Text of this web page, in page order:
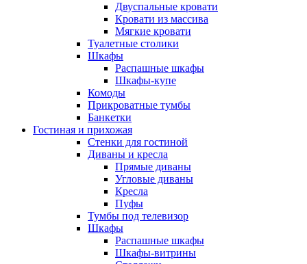
Двуспальные кровати
Кровати из массива
Мягкие кровати
Туалетные столики
Шкафы
Распашные шкафы
Шкафы-купе
Комоды
Прикроватные тумбы
Банкетки
Гостиная и прихожая
Стенки для гостиной
Диваны и кресла
Прямые диваны
Угловые диваны
Кресла
Пуфы
Тумбы под телевизор
Шкафы
Распашные шкафы
Шкафы-витрины